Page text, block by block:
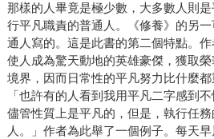
那樣的人畢竟是極少數，大多數人則
行平凡職責的普通人。《修養》的另
通人寫的。這是此書的第二個特點。
使人成為驚天動地的英雄豪傑，獲取
境界，因而日常性的平凡努力比什麼都
「也許有的人看到我用平凡二字感到
儘管性質上是平凡的，但是，執行任
人。」作者為此舉了一個例子。每天